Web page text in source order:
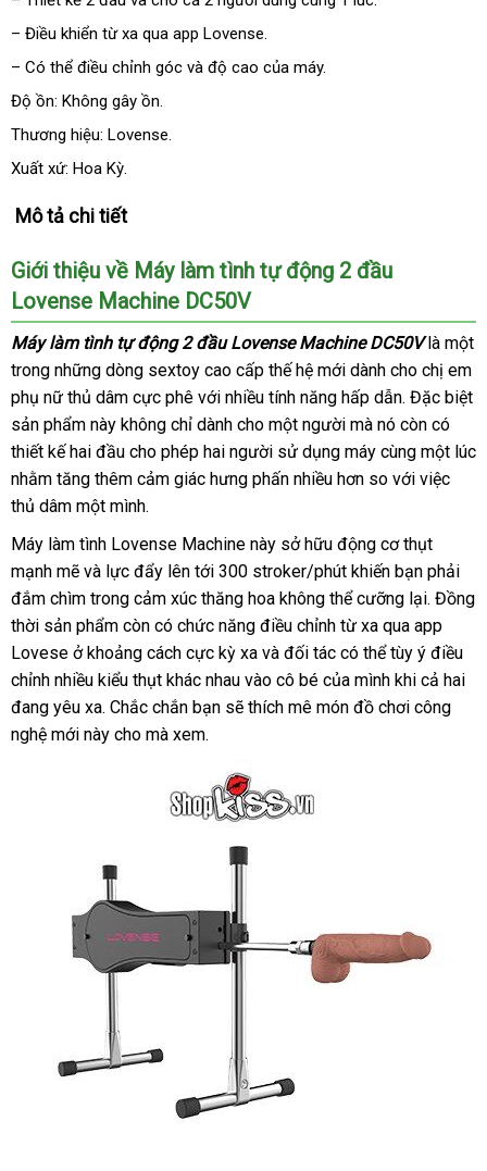
– Điều khiển từ xa qua app Lovense.
– Có thể điều chỉnh góc lớn
và độ cao kiểm
của máy.
Độ ồn: Không gây ồn.
Thương hiệu: Lovense.
Xuất xứ: Hoa Kỳ.
Mô tả chi tiết
Giới thiệu về Máy làm tình tự động 2 đầu
Lovense Machine DC50V
Máy làm tình tự động 2 đầu Lovense Machine DC50Vlà một
trong ở
đâu
tốt
những dòng sextoy cao cấp thế hệ mới dành cho chị em
phụ nữ thủ dâm cực phê lừa
đảo
với nhiều tính năng hấp dẫnnổi
tiếng
. so
sánh
Đặc biệt
sản phẩm này không chỉ dành cho một người qua
app
mà nó còn có
thiết kế hai đầu cho phép hai người sử dụng máy cùng một lúc
lớn
nhằm tăng thêm cảm giác hưng phấn nhiều hơn so tư
với việc
thủ dâm một mình.
Máy làm tình Lovense Machine này sở hữu động cơ thụt
mạnh mẽ mới
nhất
và lực đẩy lên tới 300 stroker/phút khiến bạn phải
đắm chìm trong cảm xúc thăng hoa không thể cưỡng lạirẻ
nhất
. Đồng
thời sản phẩm còn có chức năng điều chỉnh từ xa qua app
Lovese ở khoảng cách cực kỳ xa nước
ngoài
và đối tác tại
nhà
có thể tùy ý điều
chỉnh nhiều kiểu thụt khác nhau vào cô bé mới
nhất
của mình khi cả hai
đang yêu xaonline
. voucher
Chắc chắn bạn Úc
sẽ thích mê món đồ chơi công
nghệ mới này cho gần
mà xem.